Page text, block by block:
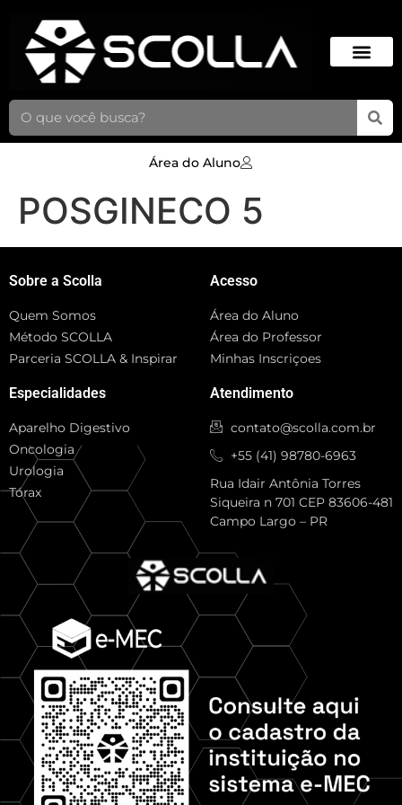
Área do Aluno
POSGINECO 5
Sobre a Scolla
Quem Somos
Método SCOLLA
Parceria SCOLLA & Inspirar
Especialidades
Aparelho Digestivo
Oncologia
Urologia
Tórax
Acesso
Área do Aluno
Área do Professor
Minhas Inscriçoes
Atendimento
contato@scolla.com.br
+55 (41) 98780-6963
Rua Idair Antônia Torres
Siqueira n 701 CEP 83606-481
Campo Largo – PR